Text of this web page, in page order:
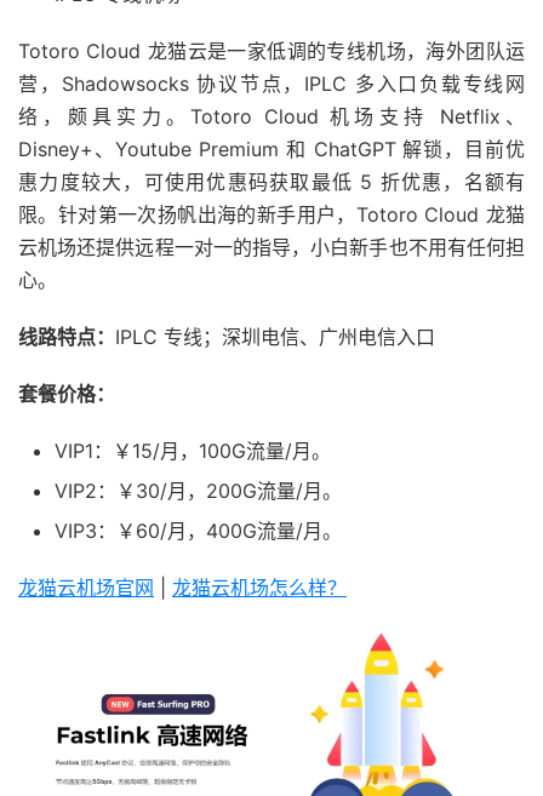
Totoro Cloud 龙猫云是一家低调的专线机场，海外团队运
营，Shadowsocks 协议节点，IPLC 多入口负载专线网
络，颇具实力。Totoro Cloud 机场支持 Netflix、
Disney+、Youtube Premium 和 ChatGPT 解锁，目前优
惠力度较大，可使用优惠码获取最低 5 折优惠，名额有
限。针对第一次扬帆出海的新手用户，Totoro Cloud 龙猫
云机场还提供远程一对一的指导，小白新手也不用有任何担
心。
线路特点： IPLC 专线；深圳电信、广州电信入口
套餐价格：
VIP1：￥15/月，100G流量/月。
VIP2：￥30/月，200G流量/月。
VIP3：￥60/月，400G流量/月。
龙猫云机场官网 龙猫云机场怎么样？